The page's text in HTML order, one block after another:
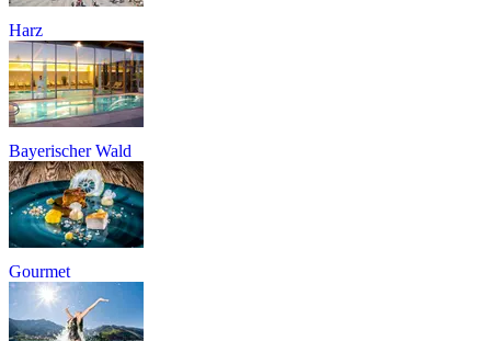
Harz
Bayerischer Wald
Gourmet